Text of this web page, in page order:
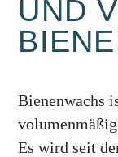
UND
Bienenwachs
Es wird seit